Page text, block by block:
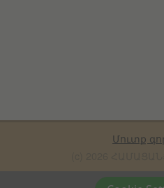
Մուտք